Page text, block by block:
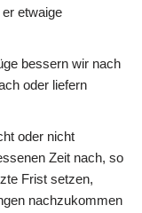
etwaige
bessern wir nach
oder liefern
oder nicht
Zeit nach, so
Frist setzen,
nachzukommen